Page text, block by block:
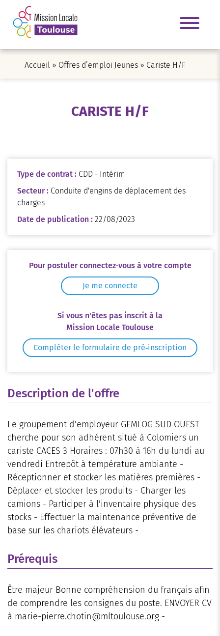
Accueil » Offres d’emploi Jeunes » Cariste H/F
CARISTE H/F
Description de l'offre
Le groupement d’employeur GEMLOG SUD OUEST
cherche pour son adhérent situé à Colomiers un
cariste CACES 3 Horaires : 07h30 à 16h du lundi au
vendredi Entrepôt à température ambiante -
Réceptionner et stocker les matières premières -
Déplacer et stocker les produits - Charger les
camions - Participer à l'inventaire physique des
stocks - Effectuer la maintenance préventive de
base sur les chariots élévateurs -
Prérequis
Être majeur Bonne compréhension du français afin
de comprendre les consignes du poste. ENVOYER CV
à marie-pierre.chotin@mltoulouse.org -
Type de contrat : CDD - Intérim
Secteur : Conduite d'engins de déplacement des
charges
Date de publication : 22/08/2023
Pour postuler connectez-vous à votre compte
Je me connecte
Si vous n'êtes pas inscrit à la
Mission Locale Toulouse
Compléter le formulaire de pré‑inscription